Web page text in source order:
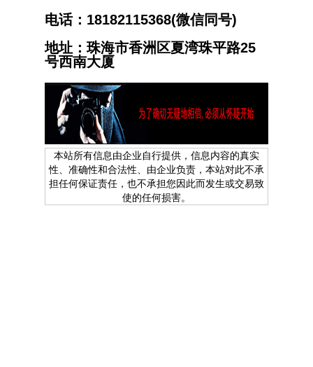
电话： 18182115368(微信同号)
地址：珠海市香洲区夏湾珠平路25
号西南大厦
本站所有信息由企业自行提供，信息内容的真实
性、准确性和合法性、由企业负责，本站对此不承
担任何保证责任，也不承担您因此而发生或交易致
使的任何损害。